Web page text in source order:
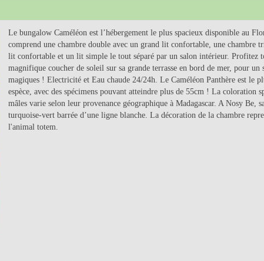
Le bungalow Caméléon est l’hébergement le plus spacieux disponible au
comprend une chambre double avec un grand lit confortable, une chambre
lit confortable et un lit simple le tout séparé par un salon intérieur. Profitez
magnifique coucher de soleil sur sa grande terrasse en bord de mer, pour un
magiques ! Electricité et Eau chaude 24/24h. Le Caméléon Panthère est le
espèce, avec des spécimens pouvant atteindre plus de 55cm ! La coloration
mâles varie selon leur provenance géographique à Madagascar. A Nosy Be,
turquoise-vert barrée d’une ligne blanche. La décoration de la chambre
l'animal totem.